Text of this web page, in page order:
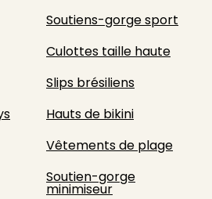
Soutiens-gorge sport
Culottes taille haute
Slips brésiliens
Hauts de bikini
Vêtements de plage
Soutien-gorge
minimiseur